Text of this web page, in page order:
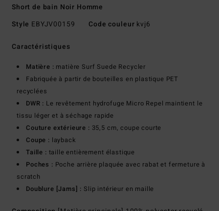
Short de bain Noir Homme
Style EBYJV00159 Code couleur kvj6
Caractéristiques
Matière : matière Surf Suede Recycler
Fabriquée à partir de bouteilles en plastique PET
recyclées
DWR : Le revêtement hydrofuge Micro Repel maintient le
tissu léger et à séchage rapide
Couture extérieure : 35,5 cm, coupe courte
Coupe : layback
Taille : taille entièrement élastique
Poches : Poche arrière plaquée avec rabat et fermeture à
scratch
Doublure [Jams] : Slip intérieur en maille